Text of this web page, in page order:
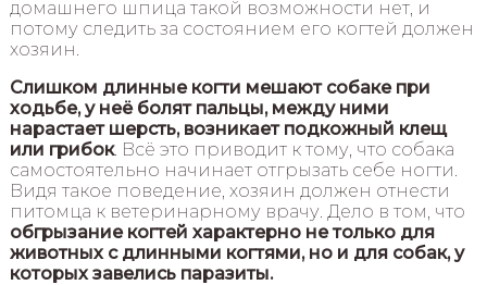
домашнего шпица такой возможности нет, и
потому следить за состоянием его когтей должен
хозяин.
Слишком длинные когти мешают собаке при
ходьбе, у неё болят пальцы, между ними
нарастает шерсть, возникает подкожный клещ
или грибок. Всё это приводит к тому, что собака
самостоятельно начинает отгрызать себе ногти.
Видя такое поведение, хозяин должен отнести
питомца к ветеринарному врачу. Дело в том, что
обгрызание когтей характерно не только для
животных с длинными когтями, но и для собак, у
которых завелись паразиты.